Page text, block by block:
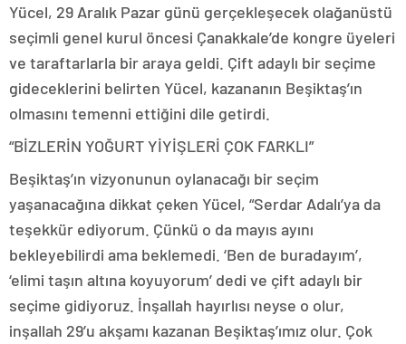
Yücel, 29 Aralık Pazar günü gerçekleşecek olağanüstü
seçimli genel kurul öncesi Çanakkale’de kongre üyeleri
ve taraftarlarla bir araya geldi. Çift adaylı bir seçime
gideceklerini belirten Yücel, kazananın Beşiktaş’ın
olmasını temenni ettiğini dile getirdi.
“BİZLERİN YOĞURT YİYİŞLERİ ÇOK FARKLI”
Beşiktaş’ın vizyonunun oylanacağı bir seçim
yaşanacağına dikkat çeken Yücel, “Serdar Adalı’ya da
teşekkür ediyorum. Çünkü o da mayıs ayını
bekleyebilirdi ama beklemedi. ‘Ben de buradayım’,
‘elimi taşın altına koyuyorum’ dedi ve çift adaylı bir
seçime gidiyoruz. İnşallah hayırlısı neyse o olur,
inşallah 29’u akşamı kazanan Beşiktaş’ımız olur. Çok